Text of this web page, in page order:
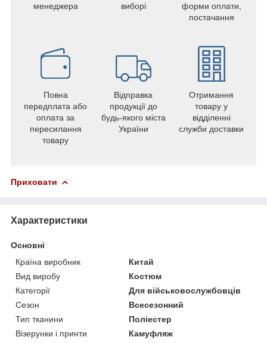
менеджера
виборі
форми оплати,
постачання
Повна
передплата або
оплата за
пересилання
товару
Відправка
продукції до
будь-якого міста
України
Отримання
товару у
відділенні
служби доставки
Приховати
Характеристики
Основні
Країна виробник
Китай
Вид виробу
Костюм
Категорії
Для військовослужбовців
Сезон
Всесезонний
Тип тканини
Поліестер
Візерунки і принти
Камуфляж